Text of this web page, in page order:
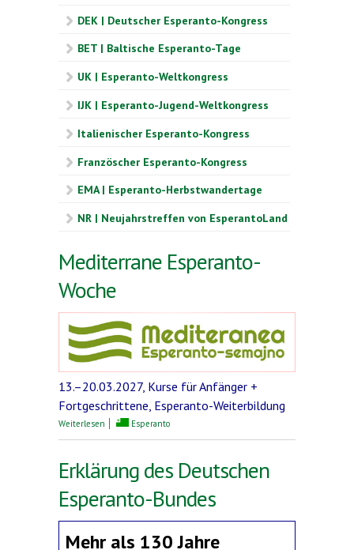
DEK | Deutscher Esperanto-Kongress
BET | Baltische Esperanto-Tage
UK | Esperanto-Weltkongress
IJK | Esperanto-Jugend-Weltkongress
Italienischer Esperanto-Kongress
Französcher Esperanto-Kongress
EMA | Esperanto-Herbstwandertage
NR | Neujahrstreffen von EsperantoLand
Mediterrane Esperanto-
Woche
13.–20.03.2027, Kurse für Anfänger +
Fortgeschrittene, Esperanto-Weiterbildung
Weiterlesen über Mediterrane Esperanto-Woche
Esperanto
Erklärung des Deutschen
Esperanto-Bundes
Mehr als 130 Jahre